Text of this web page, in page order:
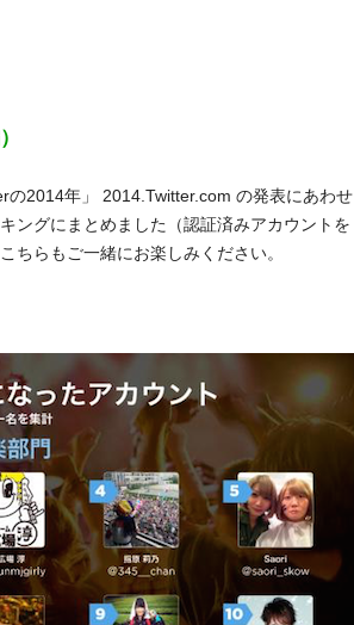
2014年」 2014.Twitter.com の発表にあわせ
ングにまとめました（認証済みアカウントを
ちらもご一緒にお楽しみください。